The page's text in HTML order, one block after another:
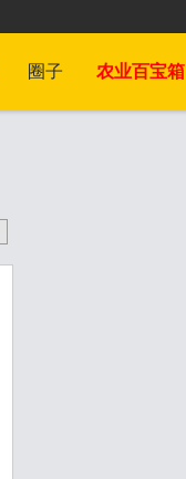
圈子 农业百宝箱